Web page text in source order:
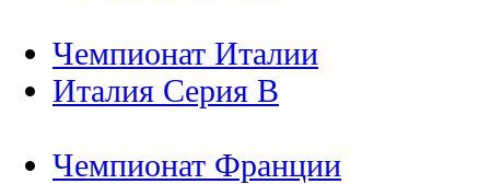
Чемпионат Италии
Италия Серия B
Чемпионат Франции